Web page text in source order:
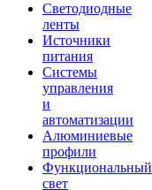
Светодиодные
ленты
Источники
питания
Системы
управления
и
автоматизации
Алюминиевые
профили
Функциональный
свет